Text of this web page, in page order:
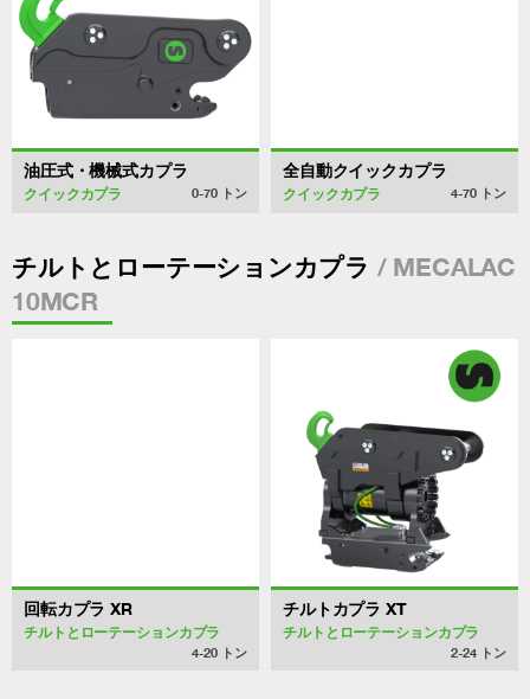
油圧式・機械式カプラ
クイックカプラ 0-70 トン
全自動クイックカプラ
クイックカプラ 4-70 トン
チルトとローテーションカプラ / MECALAC
10MCR
回転カプラ XR
チルトとローテーションカプラ
4-20 トン
チルトカプラ XT
チルトとローテーションカプラ
2-24 トン